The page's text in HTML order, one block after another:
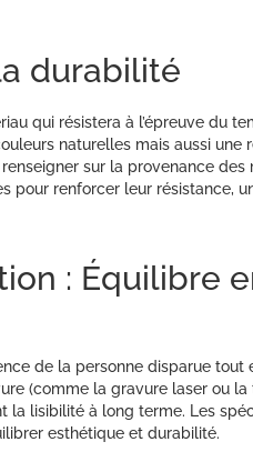
durabilité
qui résistera à l’épreuve du
naturelles mais aussi une
sur la provenance des
pour renforcer leur résistance,
: Équilibre
de la personne disparue
(comme la gravure laser ou
la lisibilité à long terme. Les
esthétique et durabilité.